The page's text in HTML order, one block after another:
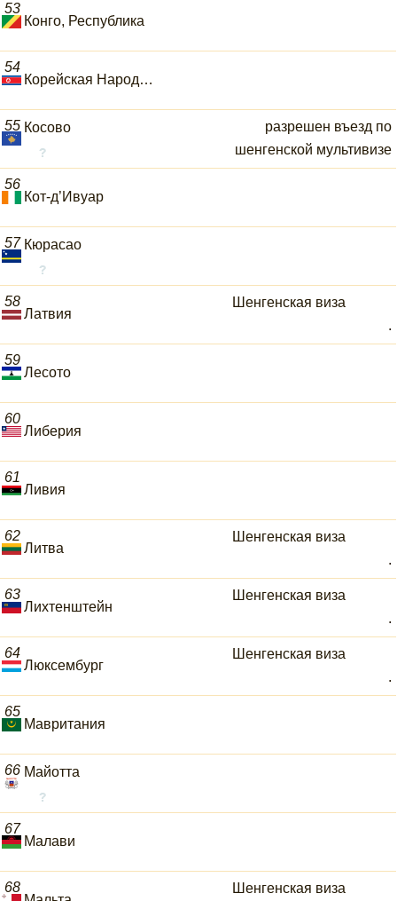
53
Конго, Республика
54
Корейская Народно-Демократическая Республика
55 Косово
разрешен въезд по
шенгенской мультивизе
56
Кот-д’Ивуар
57 Кюрасао
58
Латвия
Шенгенская виза
.
59
Лесото
60
Либерия
61
Ливия
62
Литва
Шенгенская виза
.
63
Лихтенштейн
Шенгенская виза
.
64
Люксембург
Шенгенская виза
.
65
Мавритания
66 Майотта
67
Малави
68
Шенгенская виза